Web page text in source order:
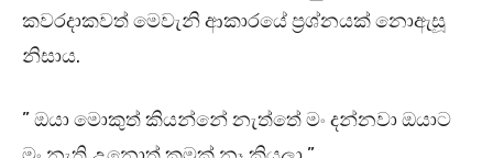
කවරදාකවත් මෙවැනි ආකාරයේ ප්‍රශ්නයක් නොඇසූ
නිසාය.
” ඔයා මොකුත් කියන්නේ නැත්තේ මං දන්නවා ඔයාට